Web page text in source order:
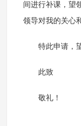
间进行补课，望
领导对我的关心
特此申请，
此致
敬礼！